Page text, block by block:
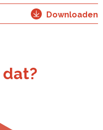
Downloaden